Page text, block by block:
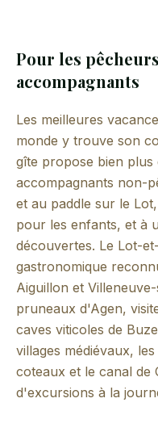
Pour les
accompagnants
Les meilleures
monde y trouve son
gîte propose bien plus
accompagnants non-
et au paddle sur le
pour les enfants, et à
découvertes. Le Lot-
gastronomique
Aiguillon et
pruneaux d'Agen,
caves viticoles de
villages médiévaux,
coteaux et le canal
d'excursions à la